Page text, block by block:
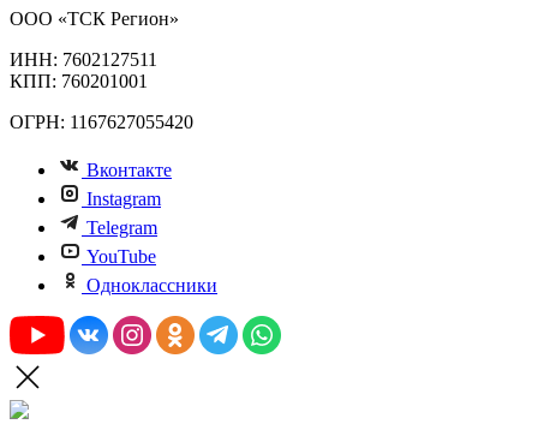
ООО «ТСК Регион»
ИНН: 7602127511
КПП: 760201001
ОГРН: 1167627055420
Вконтакте
Instagram
Telegram
YouTube
Одноклассники